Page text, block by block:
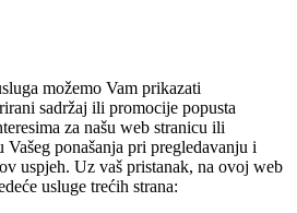
možemo Vam prikazati
sadržaj ili promocije popusta
za našu web stranicu ili
Vašeg ponašanja pri pregledavanju i
uspjeh. Uz vaš pristanak, na ovoj web
usluge trećih strana: